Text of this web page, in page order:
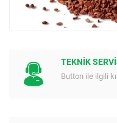
TEKNİK
Button ile ilgili